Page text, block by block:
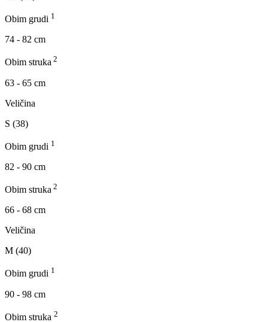
Obim grudi 1
74 - 82 cm
Obim struka 2
63 - 65 cm
Veličina
S (38)
Obim grudi 1
82 - 90 cm
Obim struka 2
66 - 68 cm
Veličina
M (40)
Obim grudi 1
90 - 98 cm
Obim struka 2